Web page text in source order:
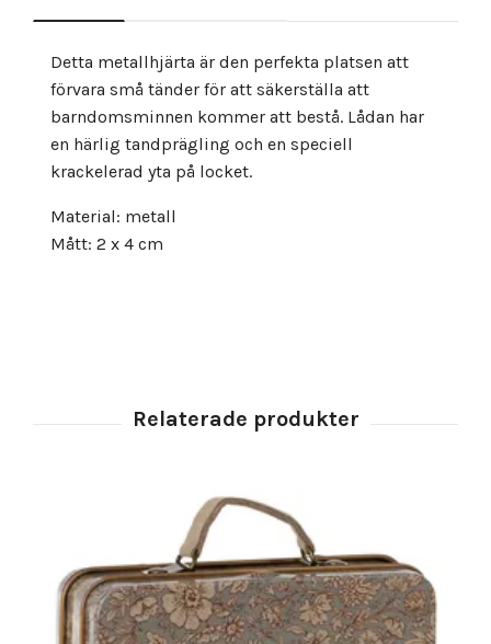
Detta metallhjärta är den perfekta platsen att
förvara små tänder för att säkerställa att
barndomsminnen kommer att bestå. Lådan har
en härlig tandprägling och en speciell
krackelerad yta på locket.
Material: metall
Mått: 2 x 4 cm